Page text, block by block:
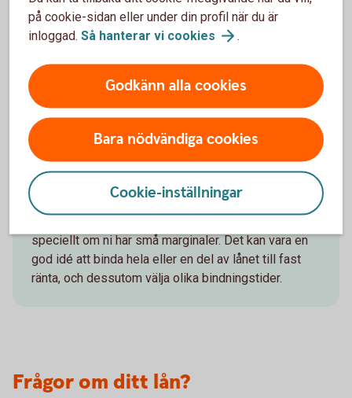
värde (belåningsgrad)
Dina övriga affärer med oss
Jordbrukskrediträntor
Rörlig eller fast ränta?
En 3-månaders ränta varierar med marknadens
speciellt om ni har små marginaler. Det kan vara en
god idé att binda hela eller en del av lånet till fast
ränta, och dessutom välja olika bindningstider.
Frågor om ditt lån?
på cookie-sidan eller under din profil när du är
inloggad. Så hanterar vi cookies .
Godkänn alla cookies
Bara nödvändiga cookies
Cookie-inställningar